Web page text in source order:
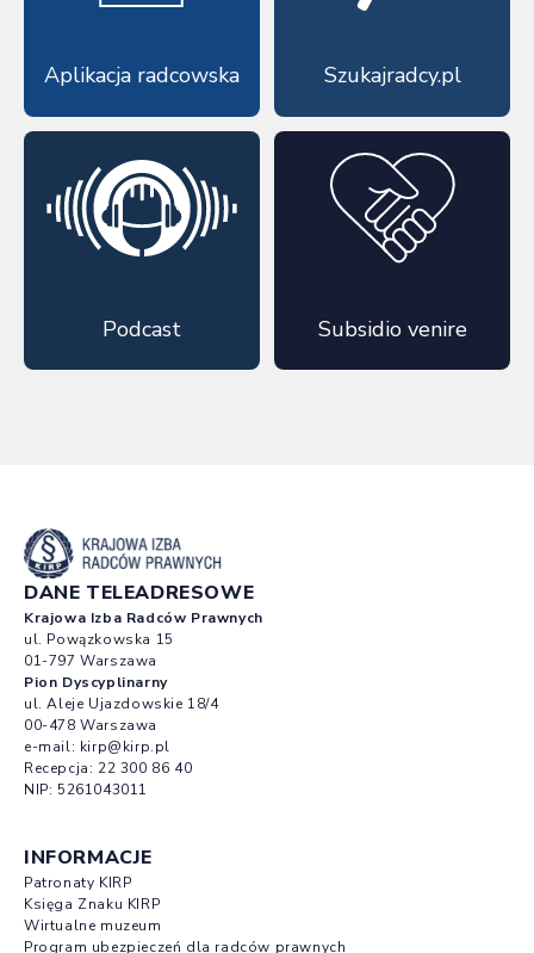
Aplikacja radcowska Szukajradcy.pl
Podcast Subsidio venire
DANE TELEADRESOWE
Krajowa Izba Radców Prawnych
ul. Powązkowska 15
01-797 Warszawa
Pion Dyscyplinarny
ul. Aleje Ujazdowskie 18/4
00-478 Warszawa
e-mail: kirp@kirp.pl
Recepcja: 22 300 86 40
NIP: 5261043011
INFORMACJE
Patronaty KIRP
Księga Znaku KIRP
Wirtualne muzeum
Program ubezpieczeń dla radców prawnych